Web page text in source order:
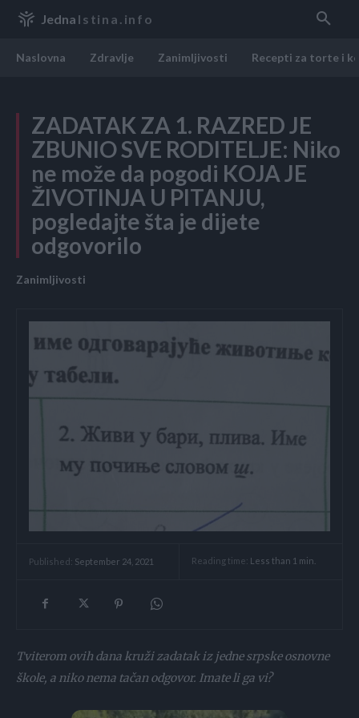
Jedna Istina.info
Naslovna Zdravlje Zanimljivosti Recepti za torte i
ZADATAK ZA 1. RAZRED JE
ZBUNIO SVE RODITELJE: Niko
ne može da pogodi KOJA JE
ŽIVOTINJA U PITANJU,
pogledajte šta je dijete
odgovorilo
Zanimljivosti
Published: September 24, 2021 Reading time: Less than 1 min.
Tviterom ovih dana kruži zadatak iz jedne srpske osnovne
škole, a niko nema tačan odgovor. Imate li ga vi?